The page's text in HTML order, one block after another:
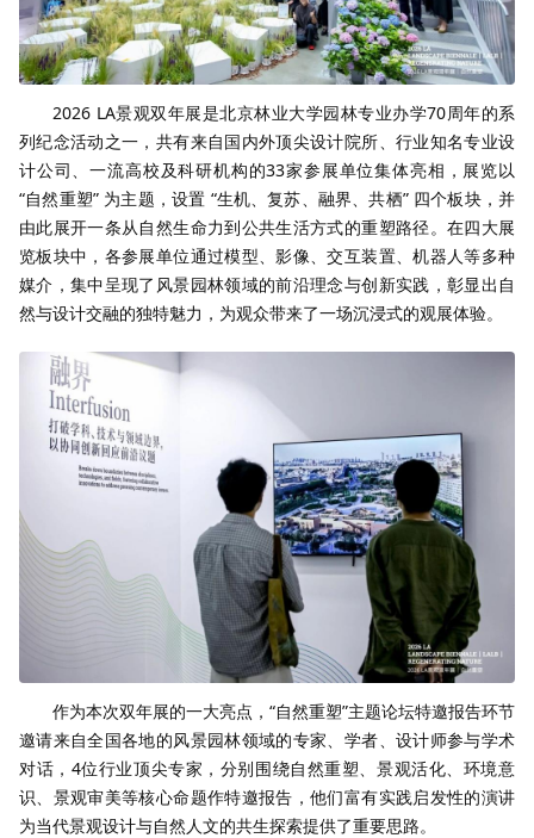
2026 LA景观双年展是北京林业大学园林专业办学70周年的系
列纪念活动之一，共有来自国内外顶尖设计院所、行业知名专业设
计公司、一流高校及科研机构的33家参展单位集体亮相，展览以
“自然重塑” 为主题，设置 “生机、复苏、融界、共栖” 四个板块，并
由此展开一条从自然生命力到公共生活方式的重塑路径。在四大展
览板块中，各参展单位通过模型、影像、交互装置、机器人等多种
媒介，集中呈现了风景园林领域的前沿理念与创新实践，彰显出自
然与设计交融的独特魅力，为观众带来了一场沉浸式的观展体验。
作为本次双年展的一大亮点，“自然重塑”主题论坛特邀报告环节
邀请来自全国各地的风景园林领域的专家、学者、设计师参与学术
对话，4位行业顶尖专家，分别围绕自然重塑、景观活化、环境意
识、景观审美等核心命题作特邀报告，他们富有实践启发性的演讲
为当代景观设计与自然人文的共生探索提供了重要思路。